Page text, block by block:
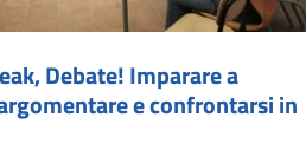
Debate! Imparare a
e confrontarsi in